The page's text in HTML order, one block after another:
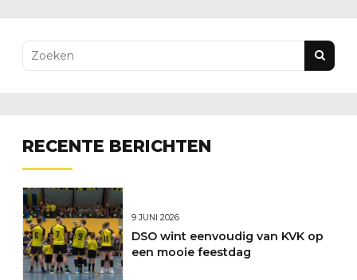
RECENTE BERICHTEN
9 JUNI 2026
DSO wint eenvoudig van KVK op
een mooie feestdag